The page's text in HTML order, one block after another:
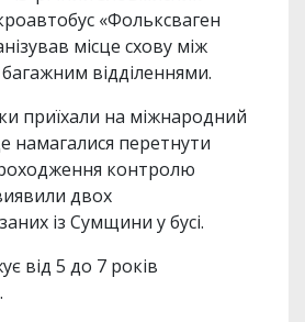
«Фольксваген
місце схову між
відділеннями.
приїхали на міжнародний
намагалися перетнути
контролю
двох
із Сумщини у бусі.
від 5 до 7 років